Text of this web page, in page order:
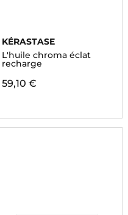
KÉRASTASE
L'huile chroma éclat
recharge
59,10 €